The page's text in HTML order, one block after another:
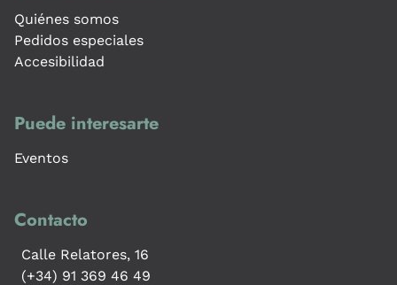
Quiénes somos
Pedidos especiales
Accesibilidad
Puede interesarte
Eventos
Contacto
Calle Relatores, 16
(+34) 91 369 46 49